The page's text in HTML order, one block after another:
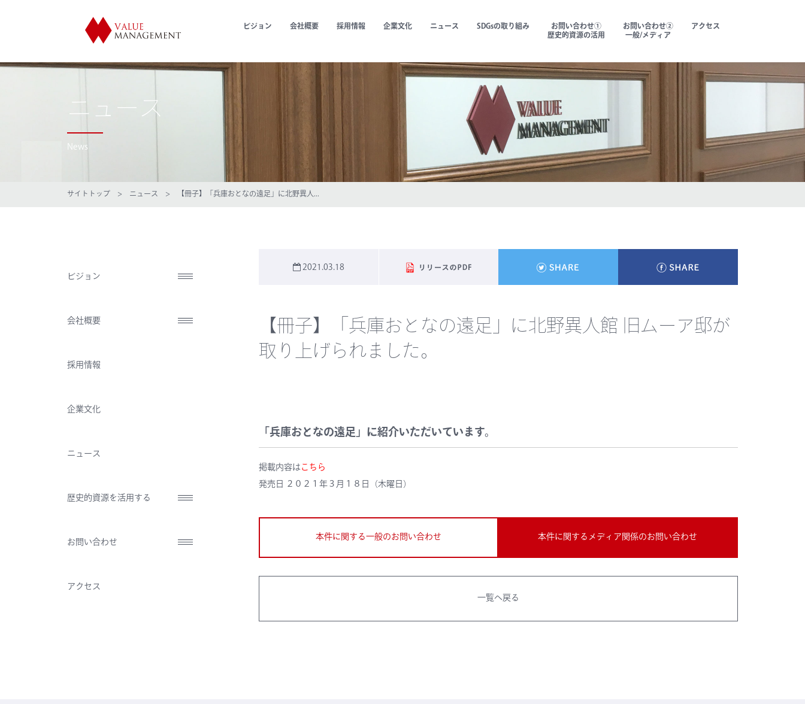
ビジョン 会社概要 採用情報 企業文化 ニュース SDGsの取り組み
お問い合わせ①
歴史的資源の活用
お問い合わせ②
一般/メディア
アクセス
ニュース
News
サイトトップ > ニュース > 【冊子】「兵庫おとなの遠足」に北野異人...
ビジョン
会社概要
採用情報
企業文化
ニュース
歴史的資源を活用する
お問い合わせ
アクセス
2021.03.18
【冊子】「兵庫おとなの遠足」に北野異人館 旧ムーア邸が
取り上げられました。
「兵庫おとなの遠足」に紹介いただいています。
掲載内容は こちら
発売日 ２０２１年３月１８日（木曜日）
本件に関する一般のお問い合わせ 本件に関するメディア関係のお問い合わせ
一覧へ戻る